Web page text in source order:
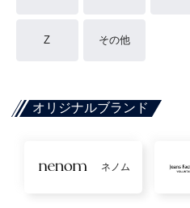
Z その他
オリジナルブランド
ネノム